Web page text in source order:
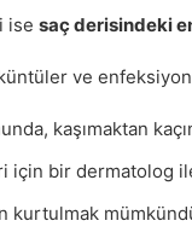
ise saç derisindeki
ve
kaşımaktan
için bir dermatolog
kurtulmak